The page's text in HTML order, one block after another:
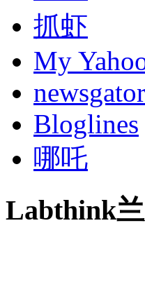
抓虾
My
newsgator
Bloglines
哪吒
Labthink